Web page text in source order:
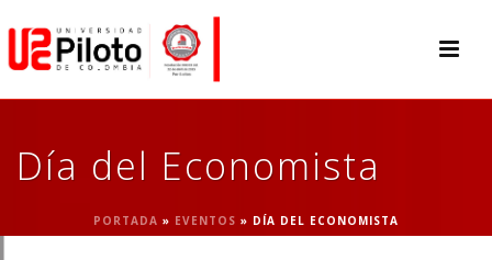
Día del Economista
PORTADA » EVENTOS » DÍA DEL ECONOMISTA